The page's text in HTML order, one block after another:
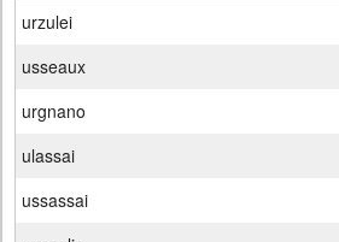
urzulei
usseaux
urgnano
ulassai
ussassai